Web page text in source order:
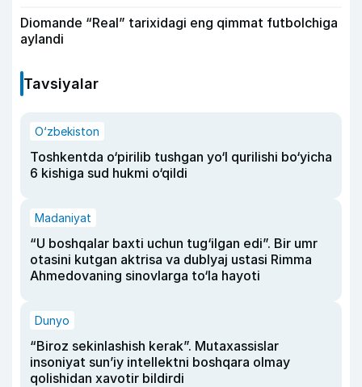
Diomande “Real” tarixidagi eng qimmat futbolchiga
aylandi
Tavsiyalar
O‘zbekiston
Toshkentda o‘pirilib tushgan yo‘l qurilishi bo‘yicha
6 kishiga sud hukmi o‘qildi
Madaniyat
“U boshqalar baxti uchun tug‘ilgan edi”. Bir umr
otasini kutgan aktrisa va dublyaj ustasi Rimma
Ahmedovaning sinovlarga to‘la hayoti
Dunyo
“Biroz sekinlashish kerak”. Mutaxassislar
insoniyat sun’iy intellektni boshqara olmay
qolishidan xavotir bildirdi